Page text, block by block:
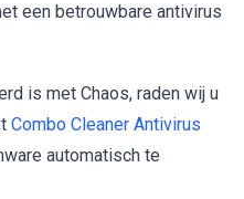
een betrouwbare antivirus
is met Chaos, raden wij u
Combo Cleaner Antivirus
automatisch te